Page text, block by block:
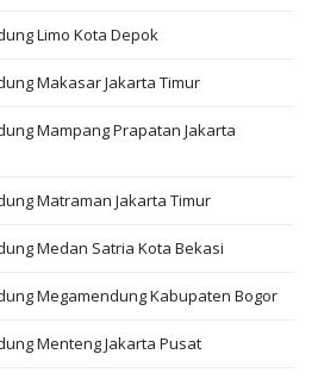
Limo Kota Depok
Makasar Jakarta Timur
Mampang Prapatan Jakarta
Matraman Jakarta Timur
Medan Satria Kota Bekasi
Megamendung Kabupaten Bogor
Menteng Jakarta Pusat